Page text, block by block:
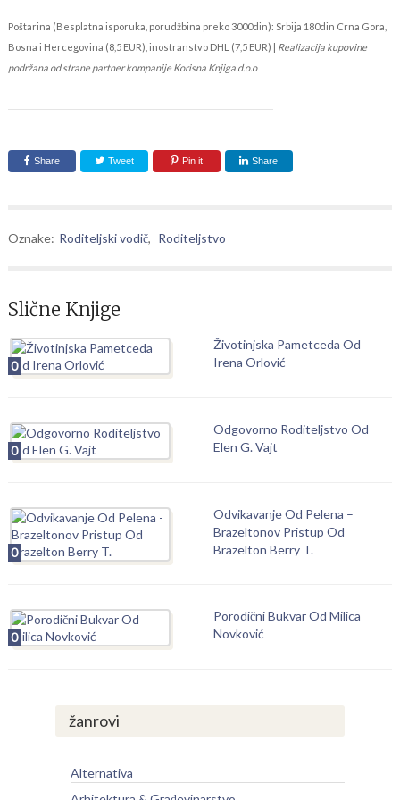
Poštarina (Besplatna isporuka, porudžbina preko 3000din): Srbija 180din Crna Gora,
Bosna i Hercegovina (8,5 EUR), inostranstvo DHL (7,5 EUR) | Realizacija kupovine
podržana od strane partner kompanije Korisna Knjiga d.o.o
Share Tweet Pin it Share
Oznake: Roditeljski vodič, Roditeljstvo
Slične Knjige
0
Životinjska Pametceda Od
Irena Orlović
0
Odgovorno Roditeljstvo Od
Elen G. Vajt
0
Odvikavanje Od Pelena –
Brazeltonov Pristup Od
Brazelton Berry T.
0
Porodični Bukvar Od Milica
Novković
žanrovi
Alternativa